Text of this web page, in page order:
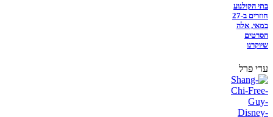
בתי הקולנוע
חוזרים ב-27
במאי, אלה
הסרטים
שיוקרנו
עדי פרל